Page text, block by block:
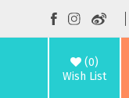
(0)
Wish List